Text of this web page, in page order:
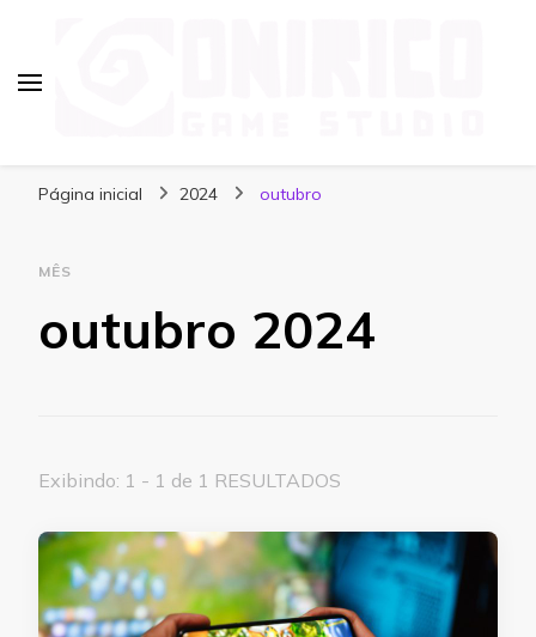
Página inicial 2024 outubro
MÊS
outubro 2024
Exibindo: 1 - 1 de 1 RESULTADOS